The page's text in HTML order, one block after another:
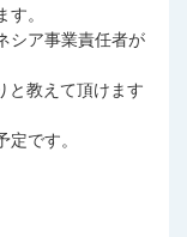
。
シア事業責任者が
と教えて頂けます
です。